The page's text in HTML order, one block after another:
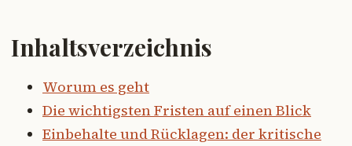
Inhaltsverzeichnis
Worum es geht
Die wichtigsten Fristen auf einen Blick
Einbehalte und Rücklagen: der kritische